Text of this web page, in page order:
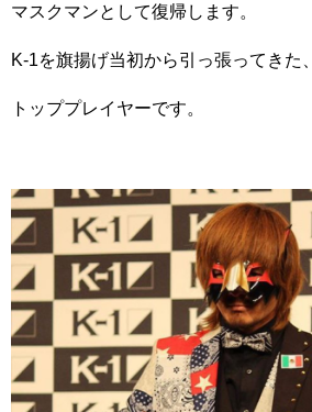
マスクマンとして復帰します。
K-1を旗揚げ当初から引っ張ってきた、
トッププレイヤーです。